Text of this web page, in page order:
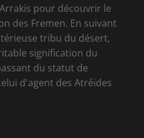
pour découvrir le
des Fremen. En suivant
tribu du désert,
signification du
du statut de
d'agent des Atréides